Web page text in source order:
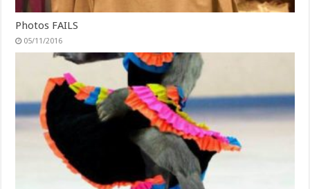
Photos FAILS
05/11/2016